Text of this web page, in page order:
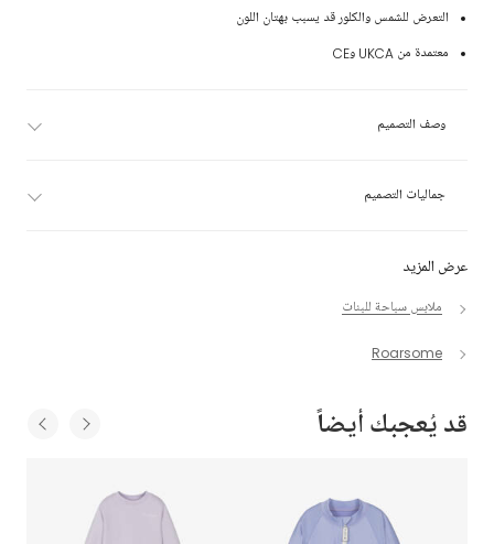
عرض المزيد
ملابس سباحة للبنات
Roarsome
التعرض للشمس والكلور قد يسبب بهتان اللون
معتمدة من UKCA وCE
وصف التصميم
جماليات التصميم
قد يُعجبك أيضاً